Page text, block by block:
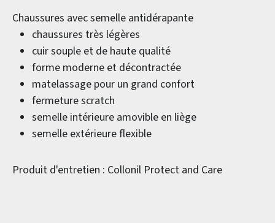
Chaussures avec semelle antidérapante
chaussures très légères
cuir souple et de haute qualité
forme moderne et décontractée
matelassage pour un grand confort
fermeture scratch
semelle intérieure amovible en liège
semelle extérieure flexible
Produit d'entretien : Collonil Protect and Care